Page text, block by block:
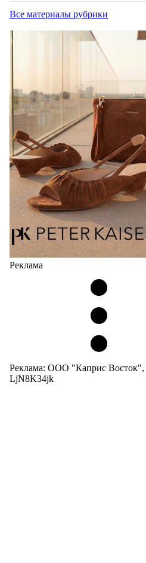
Все материалы рубрики
Реклама
Реклама: ООО "Каприс
LjN8K34jk